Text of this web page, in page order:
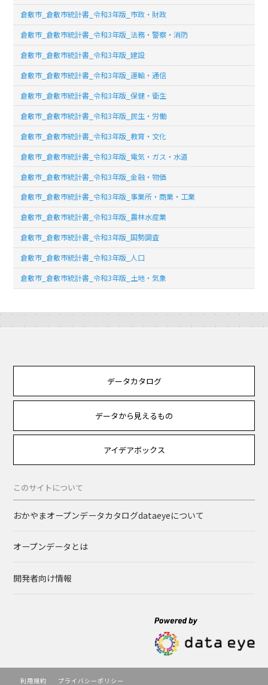
倉敷市_倉敷市統計書_令和3年版_市政・財政
倉敷市_倉敷市統計書_令和3年版_法務・警察・消防
倉敷市_倉敷市統計書_令和3年版_建設
倉敷市_倉敷市統計書_令和3年版_運輸・通信
倉敷市_倉敷市統計書_令和3年版_保健・衛生
倉敷市_倉敷市統計書_令和3年版_民生・労働
倉敷市_倉敷市統計書_令和3年版_教育・文化
倉敷市_倉敷市統計書_令和3年版_電気・ガス・水道
倉敷市_倉敷市統計書_令和3年版_金融・物価
倉敷市_倉敷市統計書_令和3年版_事業所・商業・工業
倉敷市_倉敷市統計書_令和3年版_農林水産業
倉敷市_倉敷市統計書_令和3年版_国勢調査
倉敷市_倉敷市統計書_令和3年版_人口
倉敷市_倉敷市統計書_令和3年版_土地・気象
データカタログ
データから見えるもの
アイデアボックス
このサイトについて
おかやまオープンデータカタログdataeyeについて
オープンデータとは
開発者向け情報
利用規約 プライバシーポリシー